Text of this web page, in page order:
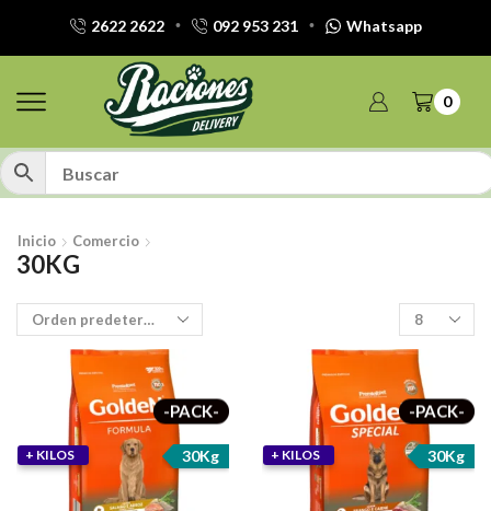
2622 2622 092 953 231 Whatsapp
0
Inicio Comercio
30KG
Productos
por
pagina
-PACK-
30Kg
+ KILOS
-PACK-
30Kg
+ KILOS